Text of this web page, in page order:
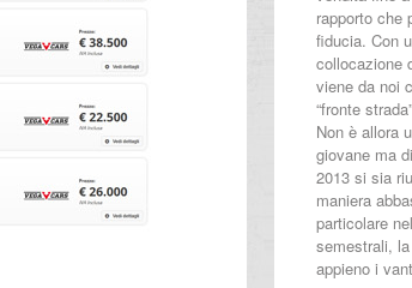
rapporto che
fiducia. Con
collocazione
viene da noi
“fronte
Non è allora
giovane ma
2013 si sia
maniera
particolare
semestrali,
appieno i